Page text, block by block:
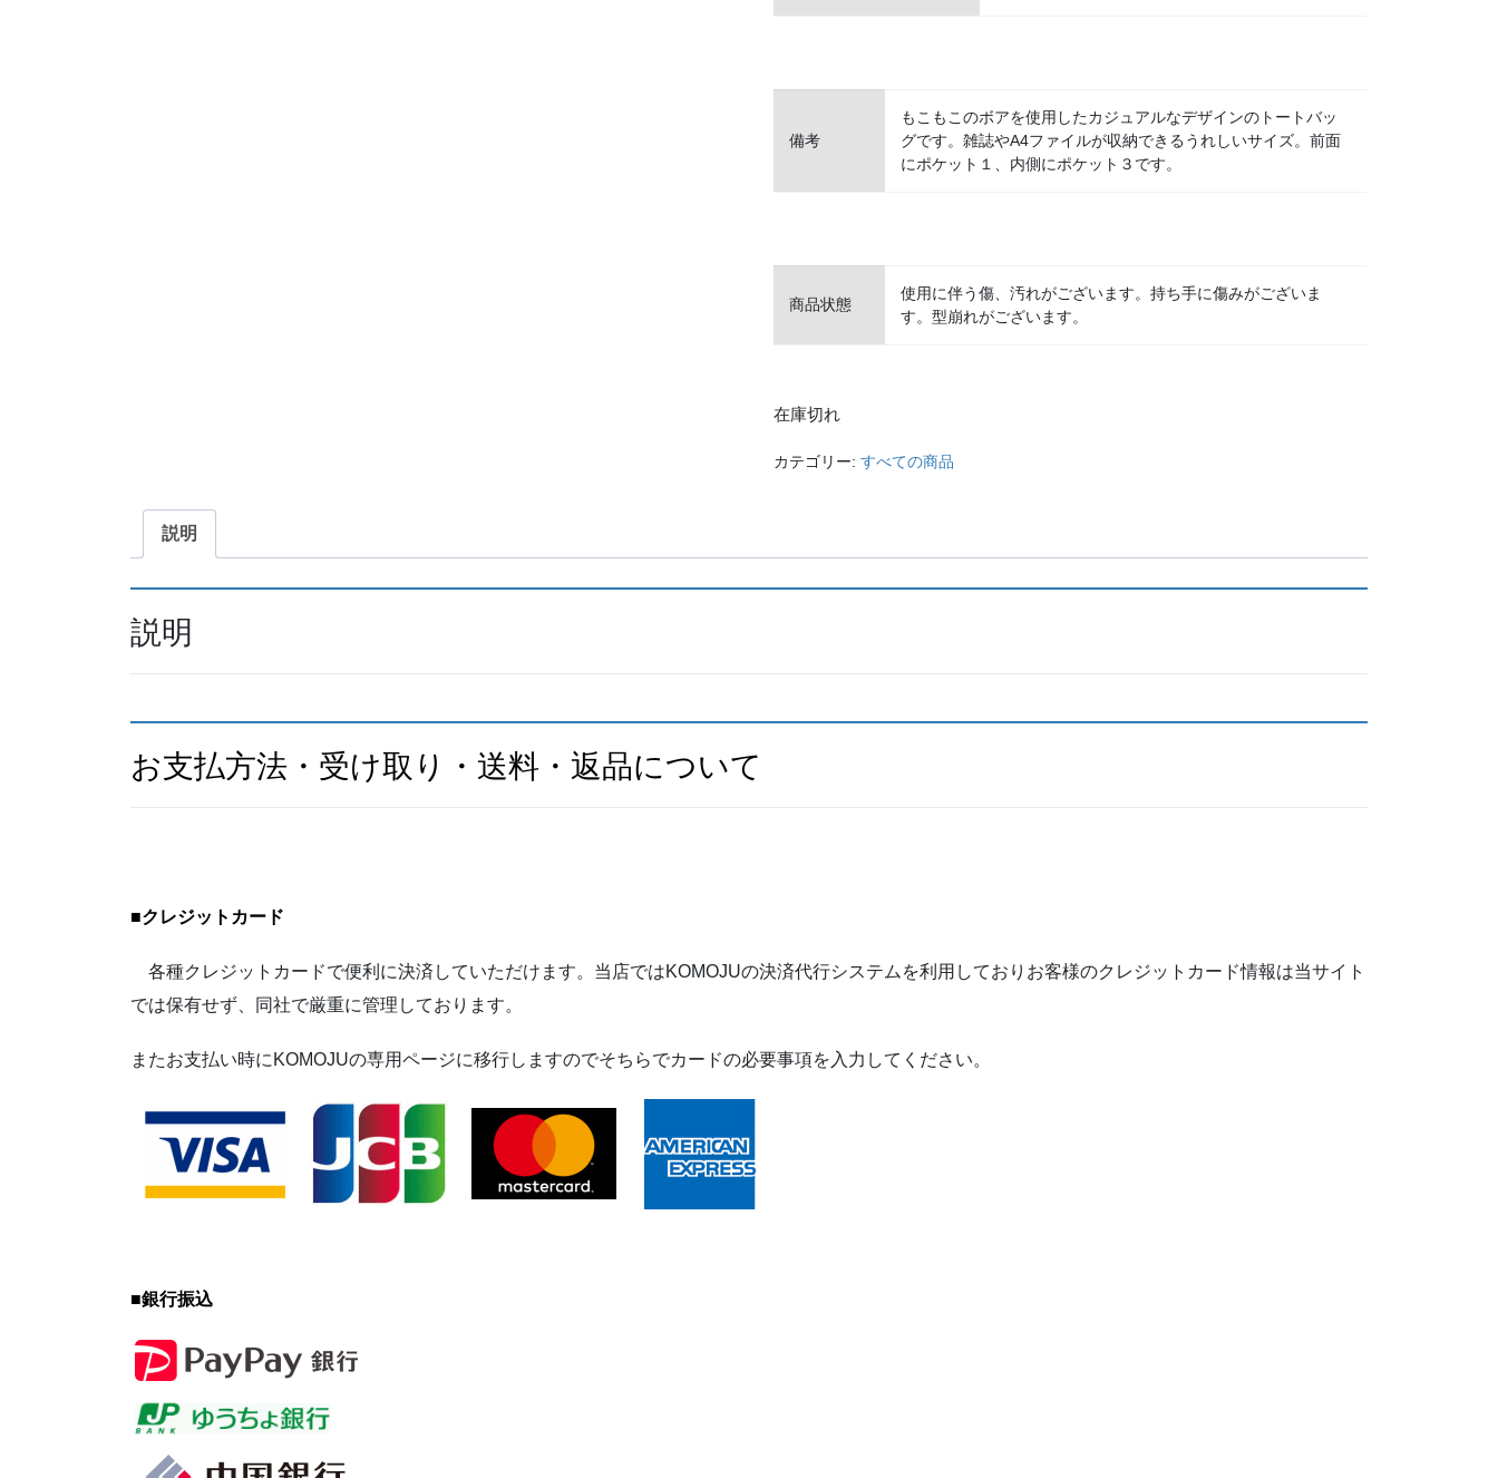
備考
もこもこのボアを使用したカジュアルなデザインのトートバッ
グです。雑誌やA4ファイルが収納できるうれしいサイズ。前面
にポケット１、内側にポケット３です。
商品状態
使用に伴う傷、汚れがございます。持ち手に傷みがございま
す。型崩れがございます。
在庫切れ
カテゴリー:すべての商品
説明
説明
お支払方法・受け取り・送料・返品について
■クレジットカード
各種クレジットカードで便利に決済していただけます。当店ではKOMOJUの決済代行システムを利用しておりお客様のクレジットカード情報は当サイト
では保有せず、同社で厳重に管理しております。
またお支払い時にKOMOJUの専用ページに移行しますのでそちらでカードの必要事項を入力してください。
■銀行振込